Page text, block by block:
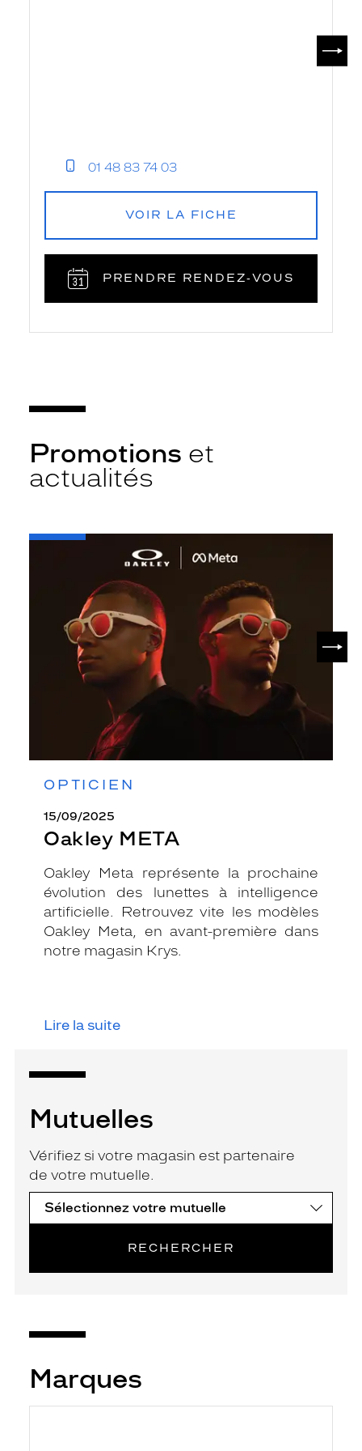
01 48 83 74 03
VOIR LA FICHE
PRENDRE RENDEZ‑VOUS
Promotions et
actualités
OPTICIEN
15/09/2025
Oakley META
Oakley Meta représente la prochaine
évolution des lunettes à intelligence
artificielle. Retrouvez vite les modèles
Oakley Meta, en avant-première dans
notre magasin Krys.
Lire la suite
-
Mutuelles
Vérifiez si votre magasin est partenaire
de votre mutuelle.
RECHERCHER
Marques